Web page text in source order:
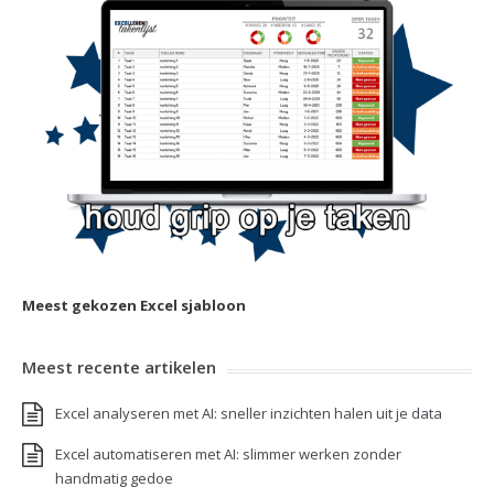
Meest gekozen Excel sjabloon
Meest recente artikelen
Excel analyseren met AI: sneller inzichten halen uit je data
Excel automatiseren met AI: slimmer werken zonder
handmatig gedoe